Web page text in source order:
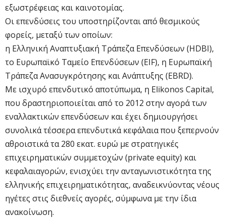
εξωστρέφειας και καινοτομίας.
Οι επενδύσεις του υποστηρίζονται από θεσμικούς
φορείς, μεταξύ των οποίων:
η Ελληνική Αναπτυξιακή Τράπεζα Επενδύσεων (HDBI),
το Ευρωπαϊκό Ταμείο Επενδύσεων (EIF), η Ευρωπαϊκή
Τράπεζα Ανασυγκρότησης και Ανάπτυξης (EBRD).
Με ισχυρό επενδυτικό αποτύπωμα, η Elikonos Capital,
που δραστηριοποιείται από το 2012 στην αγορά των
εναλλακτικών επενδύσεων και έχει δημιουργήσει
συνολικά τέσσερα επενδυτικά κεφάλαια που ξεπερνούν
αθροιστικά τα 280 εκατ. ευρώ με στρατηγικές
επιχειρηματικών συμμετοχών (private equity) και
κεφαλαιαγορών, ενισχύει την ανταγωνιστικότητα της
ελληνικής επιχειρηματικότητας, αναδεικνύοντας νέους
ηγέτες στις διεθνείς αγορές, σύμφωνα με την ίδια
ανακοίνωση.